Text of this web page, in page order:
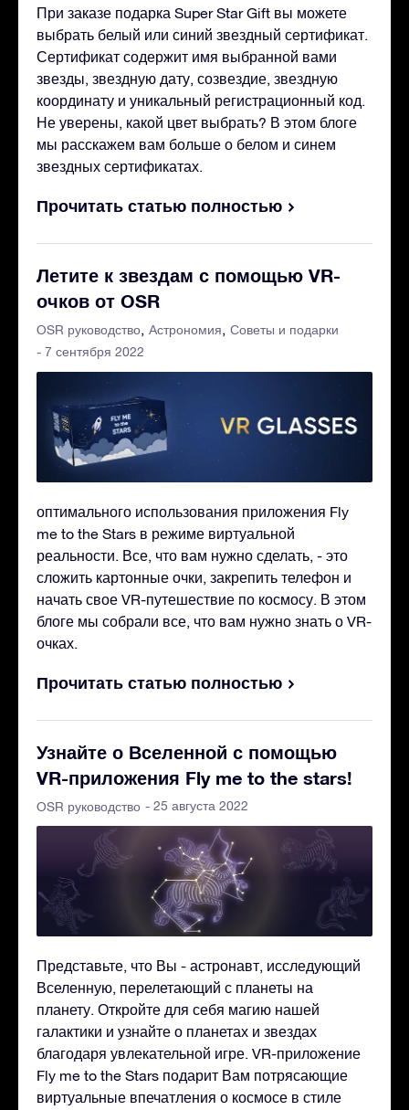
При заказе подарка Super Star Gift вы можете
выбрать белый или синий звездный сертификат.
Сертификат содержит имя выбранной вами
звезды, звездную дату, созвездие, звездную
координату и уникальный регистрационный код.
Не уверены, какой цвет выбрать? В этом блоге
мы расскажем вам больше о белом и синем
звездных сертификатах.
Прочитать статью полностью
Летите к звездам с помощью VR-
очков от OSR
OSR руководство Астрономия
Советы и подарки
- 7 сентября 2022
оптимального использования приложения Fly
me to the Stars в режиме виртуальной
реальности. Все, что вам нужно сделать, - это
сложить картонные очки, закрепить телефон и
начать свое VR-путешествие по космосу. В этом
блоге мы собрали все, что вам нужно знать о VR-
очках.
Прочитать статью полностью
Узнайте о Вселенной с помощью
VR-приложения Fly me to the stars!
OSR руководство - 25 августа 2022
Представьте, что Вы - астронавт, исследующий
Вселенную, перелетающий с планеты на
планету. Откройте для себя магию нашей
галактики и узнайте о планетах и звездах
благодаря увлекательной игре. VR-приложение
Fly me to the Stars подарит Вам потрясающие
виртуальные впечатления о космосе в стиле